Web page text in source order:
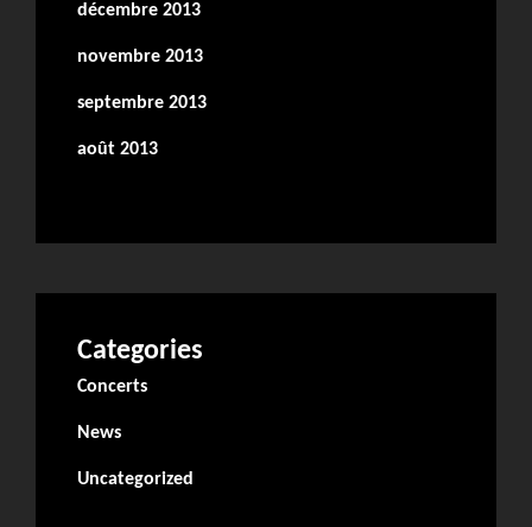
décembre 2013
novembre 2013
septembre 2013
août 2013
Categories
Concerts
News
Uncategorized